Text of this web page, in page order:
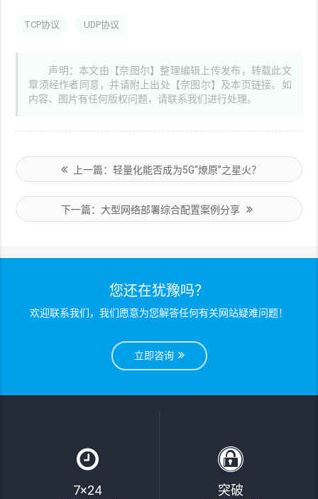
TCP协议 UDP协议
声明：本文由【奈图尔】整理编辑上传发布，转载此文
章须经作者同意，并请附上出处【奈图尔】及本页链接。如
内容、图片有任何版权问题，请联系我们进行处理。
上一篇：轻量化能否成为5G“燎原”之星火？
下一篇：大型网络部署综合配置案例分享
您还在犹豫吗？
欢迎联系我们，我们愿意为您解答任何有关网站疑难问题！
立即咨询
7×24 突破